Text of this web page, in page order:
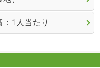
1人当たり